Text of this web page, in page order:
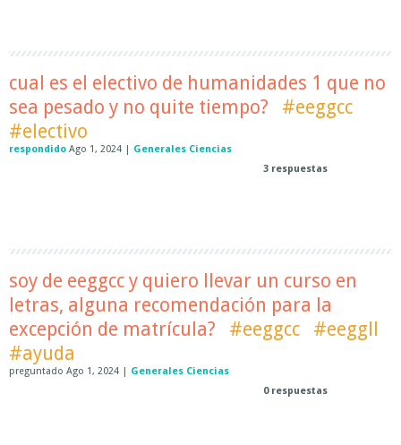
cual es el electivo de humanidades 1 que no
sea pesado y no quite tiempo?
#eeggcc
#electivo
respondido Ago 1, 2024 | Generales Ciencias
3 respuestas
soy de eeggcc y quiero llevar un curso en
letras, alguna recomendación para la
excepción de matrícula?
#eeggcc
#eeggll
#ayuda
preguntado Ago 1, 2024 | Generales Ciencias
0respuestas